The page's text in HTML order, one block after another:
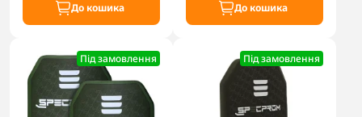
До кошика До кошика
Під замовлення Під замовлення